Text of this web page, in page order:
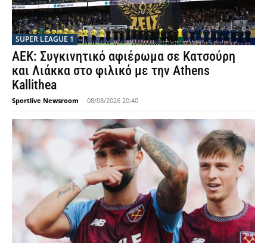
SUPER LEAGUE 1
ΑΕΚ: Συγκινητικό αφιέρωμα σε Κατσούρη
και Λιάκκα στο φιλικό με την Athens
Kallithea
Sportlive Newsroom - 08/08/2026 20:40